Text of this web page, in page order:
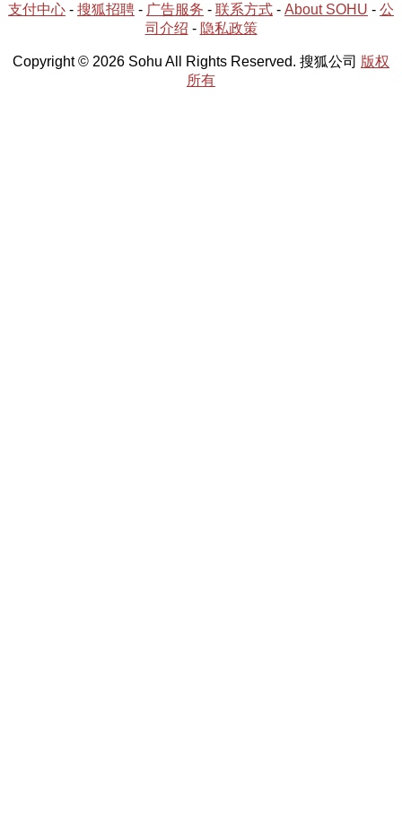
支付中心 - 搜狐招聘 - 广告服务 - 联系方式 - About SOHU - 公
司介绍 - 隐私政策
Copyright © 2026 Sohu All Rights Reserved. 搜狐公司 版权
所有